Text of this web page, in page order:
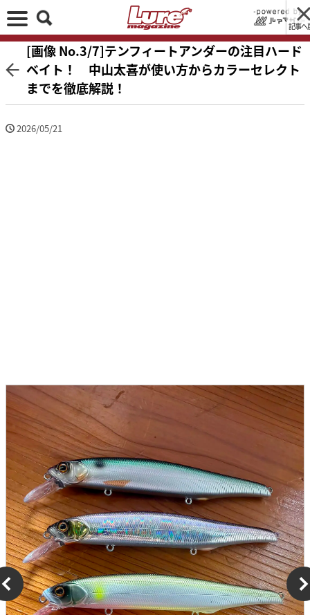
記事へ
[画像 No.3/7]テンフィートアンダーの注目ハード
ベイト！ 中山太喜が使い方からカラーセレクト
までを徹底解説！
2026/05/21